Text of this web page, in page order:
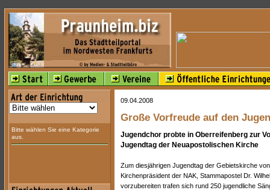
Bitte wählen Sie eine Kategorie
aus.
09.04.2008
Große Vorfreude auf den
Jugendchor probte in Oberreifenberg zur
Jugendtag der Neuapostolischen Kirche
Zum diesjährigen Jugendtag der Gebietskirche
Kirchenpräsident der NAK, Stammapostel Dr.
vorzubereiten trafen sich rund 250 jugendliche